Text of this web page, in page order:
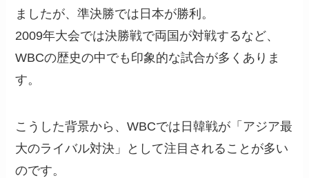
ましたが、準決勝では日本が勝利。
2009年大会では決勝戦で両国が対戦するなど、
WBCの歴史の中でも印象的な試合が多くありま
す。
こうした背景から、WBCでは日韓戦が「アジア最
大のライバル対決」として注目されることが多い
のです。